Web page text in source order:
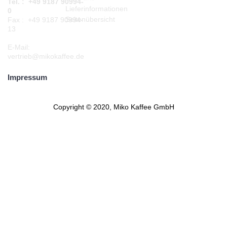
0
Fax : +49 9187 90994-
13
E-Mail:
vertrieb@mikokaffee.de
Lieferinformationen
Seitenübersicht
Impressum
Copyright © 2020, Miko Kaffee GmbH